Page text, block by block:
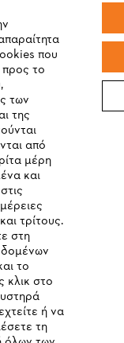
που
προς το
των
της
από
μέρη
και
τρίτους.
στη
το
στο
ή να
τη